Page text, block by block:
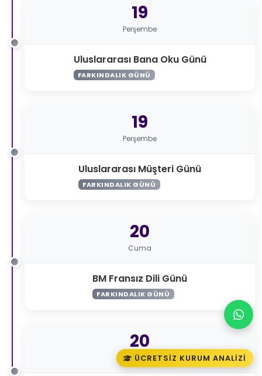
19
Perşembe
Uluslararası Bana Oku Günü
FARKINDALIK GÜNÜ
19
Perşembe
Uluslararası Müşteri Günü
FARKINDALIK GÜNÜ
20
Cuma
BM Fransız Dili Günü
FARKINDALIK GÜNÜ
20
Cuma
ÜCRETSIZ KURUM ANALIZI